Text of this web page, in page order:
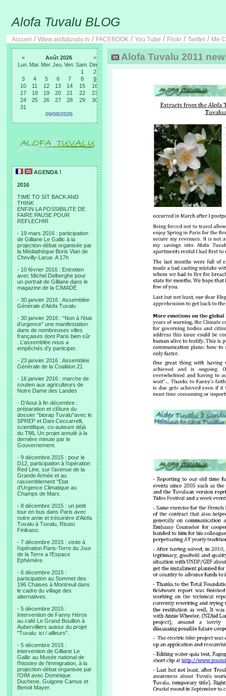
Alofa Tuvalu BLOG
Accueil / Www.alofatuvalu.tv / FACEBOOK / You Tube / Flickr / Twitter / Me
« Août 2026
»
Lun. Mar. Mer. Jeu. Ven. Sam. Dim.
1
2
3
4 5 6 7 8
9
10
11 12 13 14 15
16
17
18 19 20 21 22
23
24
25 26 27 28 29
30
31
09/08/2026
AGENDA !
2016
TIME TO SIT BACK AND
THINK
ENFIN LA POSSIBILITE DE
FAIRE PAUSE POUR
REFLECHIR
- 19 mars 2016 : participation
de Gilliane Le Gallic à la
projection-débat organisée par
la Médiathèque Boris Vian de
Chevilly-Larue. A 17h
- 10 février 2016 : Entretien
avec Michel Delberghe pour
un portrait de Gilliane dans le
magazine de la CIMADE
- 30 janvier 2016 : Assemblée
Générale d’Alofa Tuvalu
- 30 janvier 2016 : “Non à l’état
d’urgence” une manifestation
dans de nombreuses villes
françaises dont Paris bien sûr
. L’assemblée nous a
empêchés d’y participer.
- 23 janvier 2016 : Assemblée
Générale de la Coalition 21
- 16 janvier 2016 : marche de
soutien aux agriculteurs de
Notre Dame des Landes
- D’Aout à fin décembre :
préparation et clôture du
dossier “biorap Tuvalu“avec le
SPREP et Dani Ceccarrelli,
scientifique, co-auteure déjà
du TML Un projet annulé à la
dernière minute par le
Gouvernement.
- 9 décembre 2015 : pour le
D12, participation à l’opération
Red Line, sur l’avenue de la
Grande Armée et au
rassemblement “Etat
d’Urgence Climatique au
Champs de Mars.
- 8 décembre 2015 : un petit
tour en bus dans Paris avec
notre amie et trésorière d’Alofa
Tuvalu à Tuvalu, Risasi
Finikaso.
- 7 décembre 2015 : visite à
l’opération Paris-Terre du Jour
de la Terre a l’Espace
Ephémère.
- 6 décembre 2015 :
participation au Sommet des
196 Chaises à Montreuil dans
le cadre du village des
alternatives.
- 5 décembre 2015 :
Intervention de Fanny Héros
au café Le Grand Bouillon à
Aubervilliers autour du projet
"Tuvalu: ici / ailleurs".
- 5 décembre 2015 :
intervention de Gilliane Le
Gallic au Musée national de
l’histoire de l’immigration, à la
projection-débat organisee par
l’OIM avec Dominique
Duchene, Guigone Camus et
Benoit Mayer.
Alofa Tuvalu 2011